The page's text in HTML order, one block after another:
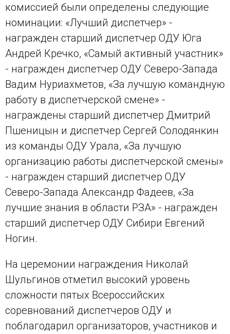
комиссией были определены следующие
номинации: «Лучший диспетчер» -
награжден старший диспетчер ОДУ Юга
Андрей Кречко, «Самый активный участник»
- награжден диспетчер ОДУ Северо-Запада
Вадим Нуриахметов, «За лучшую командную
работу в диспетчерской смене» -
награждены старший диспетчер Дмитрий
Пшеницын и диспетчер Сергей Солодянкин
из команды ОДУ Урала, «За лучшую
организацию работы диспетчерской смены»
- награжден старший диспетчер ОДУ
Северо-Запада Александр Фадеев, «За
лучшие знания в области РЗА» - награжден
старший диспетчер ОДУ Сибири Евгений
Ногин.
На церемонии награждения Николай
Шульгинов отметил высокий уровень
сложности пятых Всероссийских
соревнований диспетчеров ОДУ и
поблагодарил организаторов, участников и